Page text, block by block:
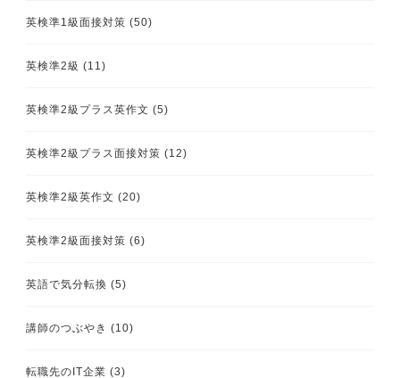
英検準1級面接対策 (50)
英検準2級 (11)
英検準2級プラス英作文 (5)
英検準2級プラス面接対策 (12)
英検準2級英作文 (20)
英検準2級面接対策 (6)
英語で気分転換 (5)
講師のつぶやき (10)
転職先のIT企業 (3)